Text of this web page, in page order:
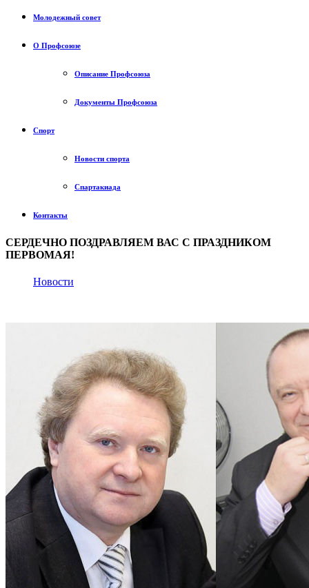
Молодежный совет
О Профсоюзе
Описание Профсоюза
Документы Профсоюза
Спорт
Новости спорта
Спартакиада
Контакты
СЕРДЕЧНО ПОЗДРАВЛЯЕМ ВАС С ПРАЗДНИКОМ
ПЕРВОМАЯ!
Новости